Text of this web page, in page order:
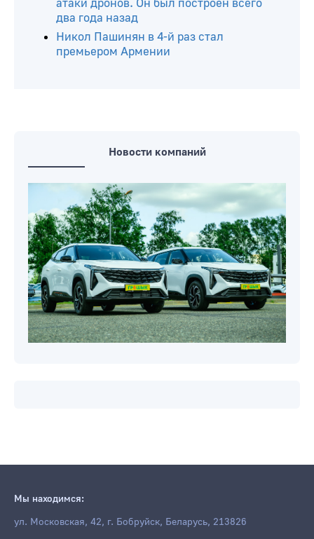
атаки дронов. Он был построен всего
два года назад
Никол Пашинян в 4-й раз стал
премьером Армении
Новости компаний
Мы находимся:
ул. Московская, 42, г. Бобруйск, Беларусь, 213826